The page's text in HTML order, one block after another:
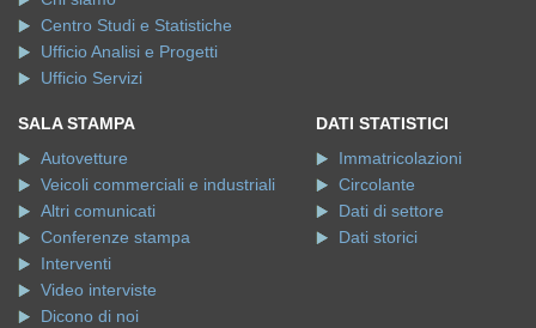
Centro Studi e Statistiche
Ufficio Analisi e Progetti
Ufficio Servizi
SALA STAMPA
Autovetture
Veicoli commerciali e industriali
Altri comunicati
Conferenze stampa
Interventi
Video interviste
Dicono di noi
DATI STATISTICI
Immatricolazioni
Circolante
Dati di settore
Dati storici